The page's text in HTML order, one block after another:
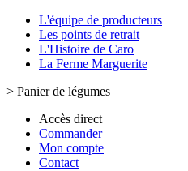
L'équipe de producteurs
Les points de retrait
L'Histoire de Caro
La Ferme Marguerite
> Panier de légumes
Accès direct
Commander
Mon compte
Contact